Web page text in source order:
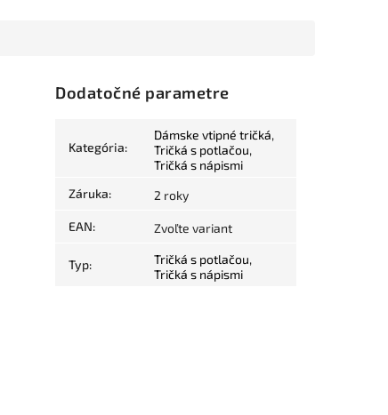
Dodatočné parametre
Kategória:
Dámske vtipné tričká,
Tričká s potlačou,
Tričká s nápismi
Záruka: 2 roky
EAN: Zvoľte variant
Typ: Tričká s potlačou,
Tričká s nápismi